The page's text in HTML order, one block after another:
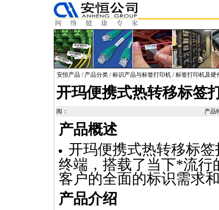
安恒产品 / 产品分类 /标识产品与标签打印机 /标签打印机及硬
开玛便携式热转移标签
阅： 产品
产品概述
开玛便携式热转移标
终端，搭载了当下*流行
客户的全面的标识需求
产品介绍